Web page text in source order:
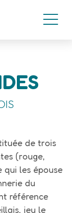
de trois
(rouge,
les épouse
du
référence
jeu le